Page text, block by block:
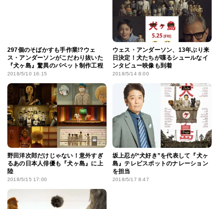
297個のそばかすも手作業!?ウェ
ス・アンダーソンがこだわり抜いた
『犬ヶ島』驚異のパペット制作工程
2018/5/10 16:15
ウェス・アンダーソン、13年ぶり来
日決定！犬たちが喋るシュールなイ
ンタビュー映像も到着
2018/5/14 8:00
野田洋次郎だけじゃない！意外すぎ
るあの日本人俳優も『犬ヶ島』に上
陸
2018/5/15 17:00
坂上忍が“犬好き”を代表して『犬ヶ
島』テレビスポットのナレーション
を担当
2018/5/17 8:47